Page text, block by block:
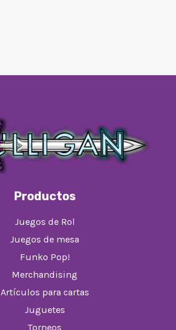
Productos
Juegos de Rol
Juegos de mesa
Funko Pop!
Merchandising
Artículos para cartas
Juguetes
Torneos